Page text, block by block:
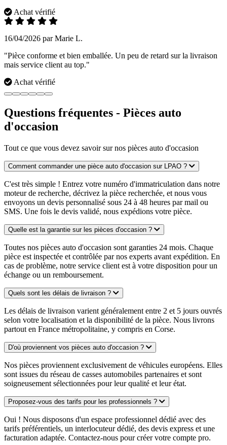
Achat vérifié
16/04/2026 par Marie L.
"Pièce conforme et bien emballée. Un peu de retard sur la livraison
mais service client au top."
Achat vérifié
Questions fréquentes - Pièces auto
d'occasion
Tout ce que vous devez savoir sur nos pièces auto d'occasion
Comment commander une pièce auto d'occasion sur LPAO ?
C'est très simple ! Entrez votre numéro d'immatriculation dans notre
moteur de recherche, décrivez la pièce recherchée, et nous vous
envoyons un devis personnalisé sous 24 à 48 heures par mail ou
SMS. Une fois le devis validé, nous expédions votre pièce.
Quelle est la garantie sur les pièces d'occasion ?
Toutes nos pièces auto d'occasion sont garanties 24 mois. Chaque
pièce est inspectée et contrôlée par nos experts avant expédition. En
cas de problème, notre service client est à votre disposition pour un
échange ou un remboursement.
Quels sont les délais de livraison ?
Les délais de livraison varient généralement entre 2 et 5 jours ouvrés
selon votre localisation et la disponibilité de la pièce. Nous livrons
partout en France métropolitaine, y compris en Corse.
D'où proviennent vos pièces auto d'occasion ?
Nos pièces proviennent exclusivement de véhicules européens. Elles
sont issues du réseau de casses automobiles partenaires et sont
soigneusement sélectionnées pour leur qualité et leur état.
Proposez-vous des tarifs pour les professionnels ?
Oui ! Nous disposons d'un espace professionnel dédié avec des
tarifs préférentiels, un interlocuteur dédié, des devis express et une
facturation adaptée. Contactez-nous pour créer votre compte pro.